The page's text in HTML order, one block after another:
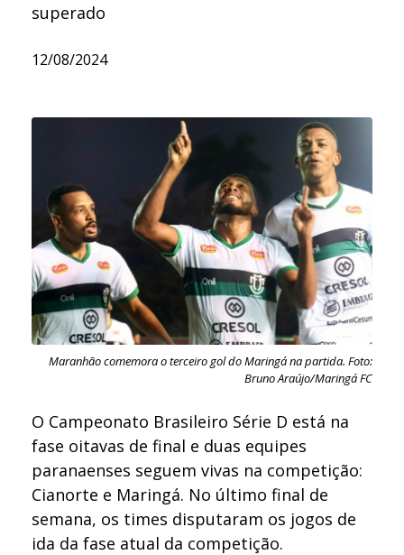
superado
12/08/2024
Maranhão comemora o terceiro gol do Maringá na partida. Foto:
Bruno Araújo/Maringá FC
O Campeonato Brasileiro Série D está na
fase oitavas de final e duas equipes
paranaenses seguem vivas na competição:
Cianorte e Maringá. No último final de
semana, os times disputaram os jogos de
ida da fase atual da competição.